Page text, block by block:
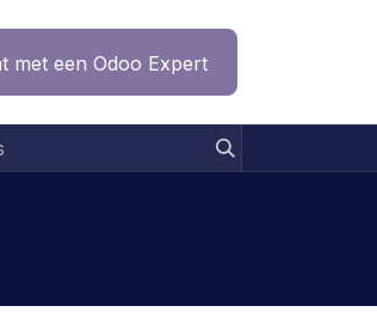
met een Odoo Expert